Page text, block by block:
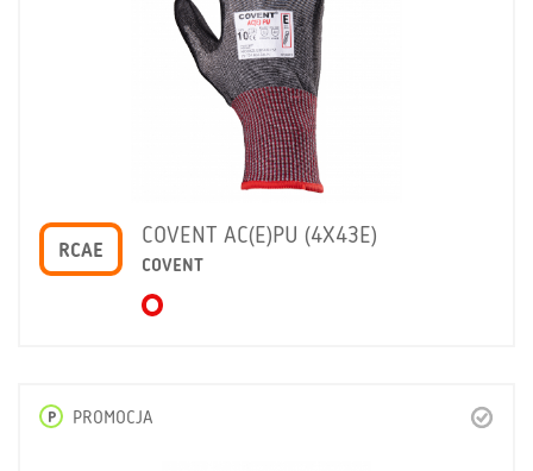
RCAE
COVENT AC(E)PU (4X43E)
COVENT
P PROMOCJA